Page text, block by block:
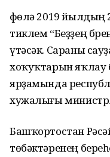
Өфөлә 2019 йылдың
тиклем “Беҙҙең
үтәсәк. Сараны
хоҡуҡтарын яҡлау
ярҙамында
хужалығы
Башҡортостан
төбәктәренең